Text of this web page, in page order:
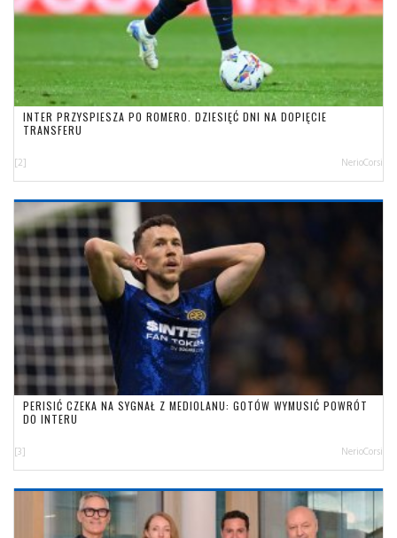
INTER PRZYSPIESZA PO ROMERO. DZIESIĘĆ DNI NA DOPIĘCIE
TRANSFERU
[2] NerioCorsi
PERISIĆ CZEKA NA SYGNAŁ Z MEDIOLANU: GOTÓW WYMUSIĆ POWRÓT
DO INTERU
[3] NerioCorsi